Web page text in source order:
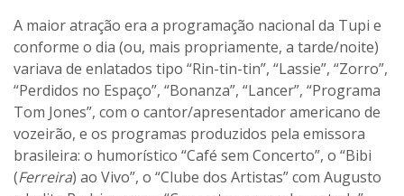
A maior atração era a programação nacional da Tupi e
conforme o dia (ou, mais propriamente, a tarde/noite)
variava de enlatados tipo “Rin-tin-tin”, “Lassie”, “Zorro”,
“Perdidos no Espaço”, “Bonanza”, “Lancer”, “Programa
Tom Jones”, com o cantor/apresentador americano de
vozeirão, e os programas produzidos pela emissora
brasileira: o humorístico “Café sem Concerto”, o “Bibi
(Ferreira) ao Vivo”, o “Clube dos Artistas” com Augusto